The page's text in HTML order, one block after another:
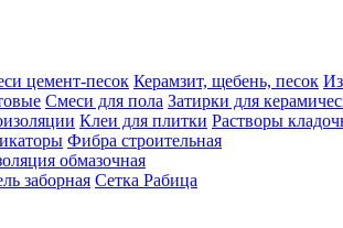
цемент-песок Керамзит, щебень, песок
Смеси для пола Затирки для
Клеи для плитки Растворы
Фибра строительная
обмазочная
заборная Сетка Рабица